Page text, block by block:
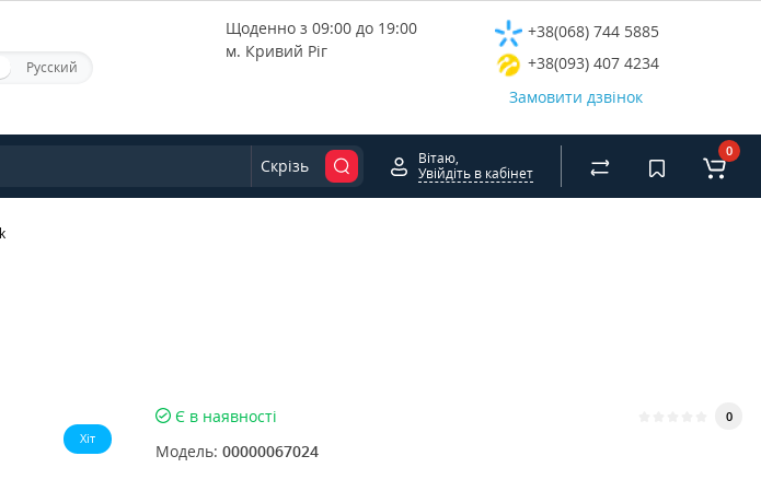
Русский
Щоденно з 09:00 до 19:00
м. Кривий Ріг
+38(068) 744 5885
+38(093) 407 4234
Замовити дзвінок
Скрізь
Вітаю,
Увійдіть в кабінет
0
Хіт
Є в наявності 0
Модель: 00000067024